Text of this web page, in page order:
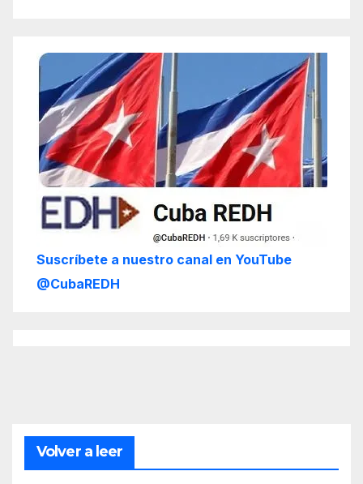
Suscríbete a nuestro canal en YouTube
@CubaREDH
Volver a leer